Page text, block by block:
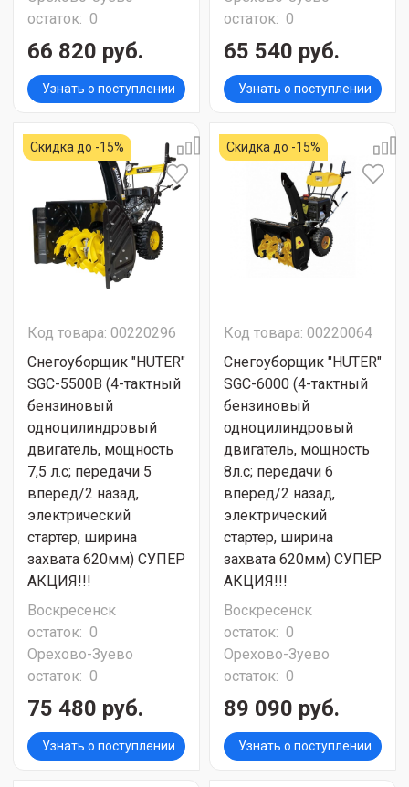
остаток: 0
66 820 руб.
Узнать о поступлении
остаток: 0
65 540 руб.
Узнать о поступлении
Скидка до -15%
Код товара: 00220296
Снегоуборщик "HUTER"
SGC-5500В (4-тактный
бензиновый
одноцилиндровый
двигатель, мощность
7,5 л.с; передачи 5
вперед/2 назад,
электрический
стартер, ширина
захвата 620мм) СУПЕР
АКЦИЯ!!!
Воскресенск
остаток: 0
Орехово-Зуево
остаток: 0
75 480 руб.
Узнать о поступлении
Скидка до -15%
Код товара: 00220064
Снегоуборщик "HUTER"
SGC-6000 (4-тактный
бензиновый
одноцилиндровый
двигатель, мощность
8л.с; передачи 6
вперед/2 назад,
электрический
стартер, ширина
захвата 620мм) СУПЕР
АКЦИЯ!!!
Воскресенск
остаток: 0
Орехово-Зуево
остаток: 0
89 090 руб.
Узнать о поступлении